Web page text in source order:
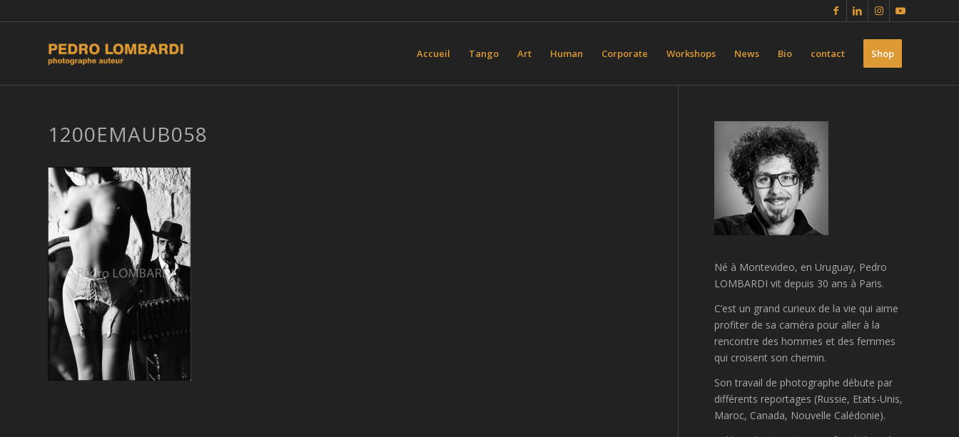
Accueil Tango Art Human Corporate Workshops News Bio contact Shop
1200EMAUB058
Né à Montevideo, en Uruguay, Pedro
LOMBARDI vit depuis 30 ans à Paris.
C’est un grand curieux de la vie qui aime
profiter de sa caméra pour aller à la
rencontre des hommes et des femmes
qui croisent son chemin.
Son travail de photographe débute par
différents reportages (Russie, Etats-Unis,
Maroc, Canada, Nouvelle Calédonie).